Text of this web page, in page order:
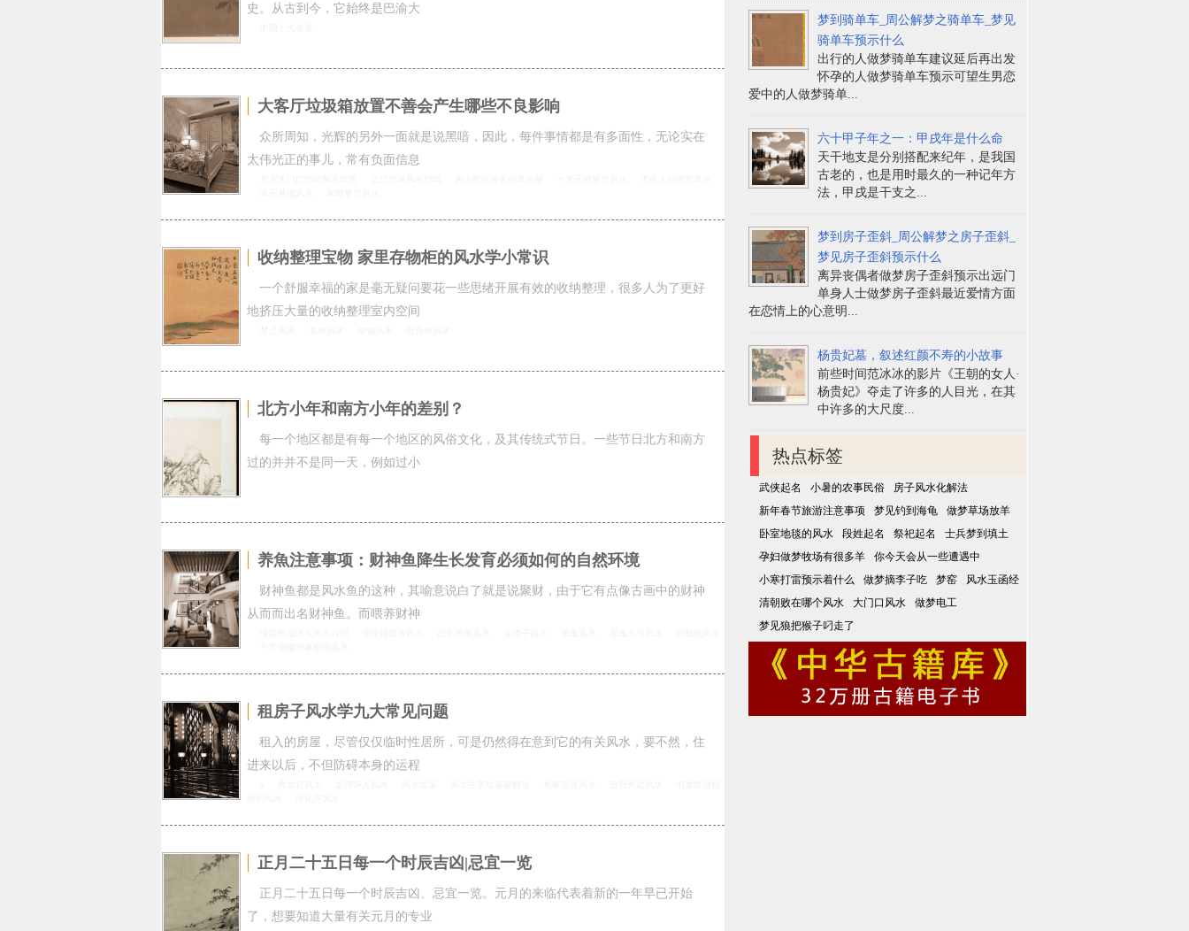
史。从古到今，它始终是巴渝大
大客厅垃圾箱放置不善会产生哪些不良影响
众所周知，光辉的另外一面就是说黑喑，因此，每件事情都是有多面性，无论实在
太伟光正的事儿，常有负面信息
收纳整理宝物 家里存物柜的风水学小常识
一个舒服幸福的家是毫无疑问要花一些思绪开展有效的收纳整理，很多人为了更好
地挤压大量的收纳整理室内空间
北方小年和南方小年的差别？
每一个地区都是有每一个地区的风俗文化，及其传统式节日。一些节日北方和南方
过的并并不是同一天，例如过小
养魚注意事项：财神鱼降生长发育必须如何的自然环境
财神鱼都是风水鱼的这种，其喻意说白了就是说聚财，由于它有点像古画中的财神
从而而出名财神鱼。而喂养财神
租房子风水学九大常见问题
租入的房屋，尽管仅仅临时性居所，可是仍然得在意到它的有关风水，要不然，住
进来以后，不但防碍本身的运程
正月二十五日每一个时辰吉凶|忌宜一览
正月二十五日每一个时辰吉凶、忌宜一览。元月的来临代表着新的一年早已开始
了，想要知道大量有关元月的专业
梦到骑单车_周公解梦之骑单车_梦见
骑单车预示什么
出行的人做梦骑单车建议延后再出发
怀孕的人做梦骑单车预示可望生男恋
爱中的人做梦骑单...
六十甲子年之一：甲戌年是什么命
天干地支是分别搭配来纪年，是我国
古老的，也是用时最久的一种记年方
法，甲戌是干支之...
梦到房子歪斜_周公解梦之房子歪斜_
梦见房子歪斜预示什么
离异丧偶者做梦房子歪斜预示出远门
单身人士做梦房子歪斜最近爱情方面
在恋情上的心意明...
杨贵妃墓，叙述红颜不寿的小故事
前些时间范冰冰的影片《王朝的女人·
杨贵妃》夺走了许多的人目光，在其
中许多的大尺度...
热点标签
武侠起名 小暑的农事民俗
房子风水化解法
新年春节旅游注意事项
梦见钓到海龟
做梦草场放羊
卧室地毯的风水
段姓起名 祭祀起名
士兵梦到填土
孕妇做梦牧场有很多羊
你今天会从一些遭遇中
小寒打雷预示着什么
做梦摘李子吃 梦窑
风水玉函经
清朝败在哪个风水
大门口风水
做梦电工
梦见狼把猴子叼走了